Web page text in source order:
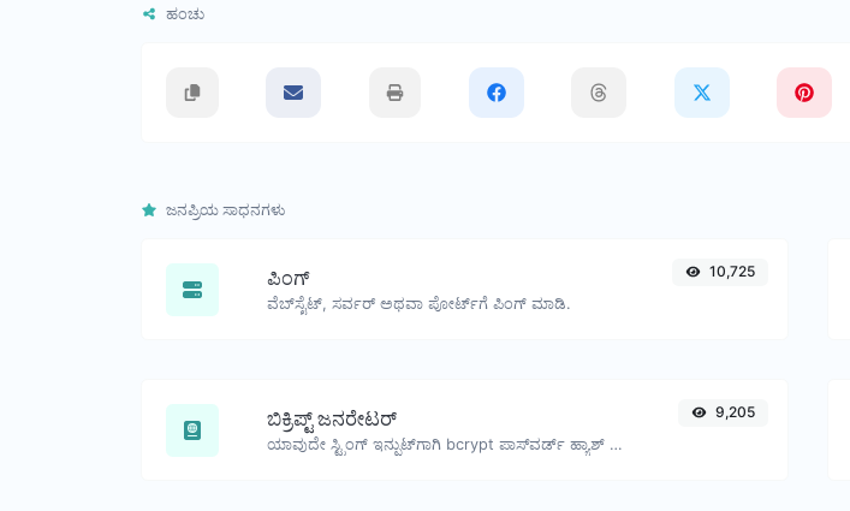
ಹಂಚು
ಜನಪ್ರಿಯ ಸಾಧನಗಳು
ಪಿಂಗ್
ವೆಬ್‌ಸೈಟ್, ಸರ್ವರ್ ಅಥವಾ ಪೋರ್ಟ್‌ಗೆ ಪಿಂಗ್ ಮಾಡಿ.
10,725
ಬಿಕ್ರಿಪ್ಟ್ ಜನರೇಟರ್
ಯಾವುದೇ ಸ್ಟ್ರಿಂಗ್ ಇನ್ಪುಟ್‌ಗಾಗಿ bcrypt ಪಾಸ್‌ವರ್ಡ್ ಹ್ಯಾಶ್ ಅನ್ನು ಉತ್ಪಾದಿಸಿ.
9,205